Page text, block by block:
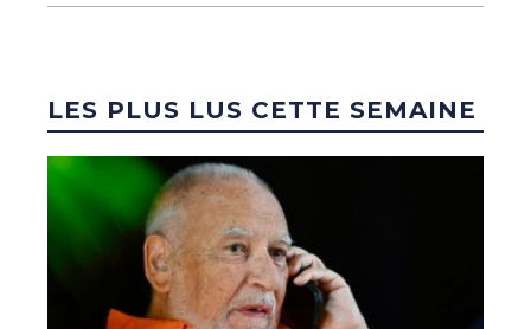
LES PLUS LUS CETTE SEMAINE